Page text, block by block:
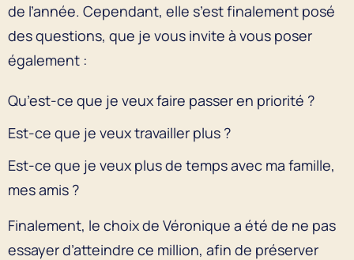
de l’année. Cependant, elle s’est finalement posé
des questions, que je vous invite à vous poser
également :
Qu’est-ce que je veux faire passer en priorité ?
Est-ce que je veux travailler plus ?
Est-ce que je veux plus de temps avec ma famille,
mes amis ?
Finalement, le choix de Véronique a été de ne pas
essayer d’atteindre ce million, afin de préserver